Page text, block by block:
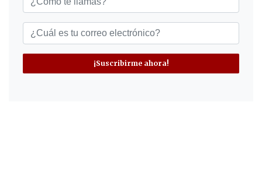
¡Suscribirme ahora!